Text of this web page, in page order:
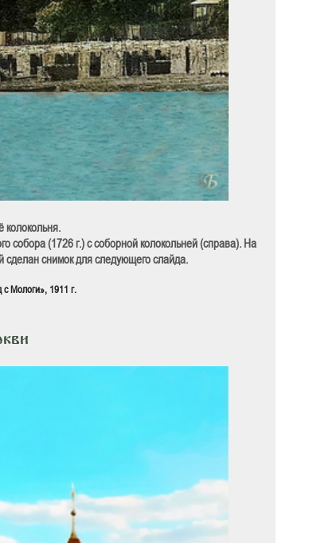
колокольня.
собора (1726 г.) c соборной колокольней (справа). На
сделан снимок для следующего слайда.
Мологи», 1911 г.